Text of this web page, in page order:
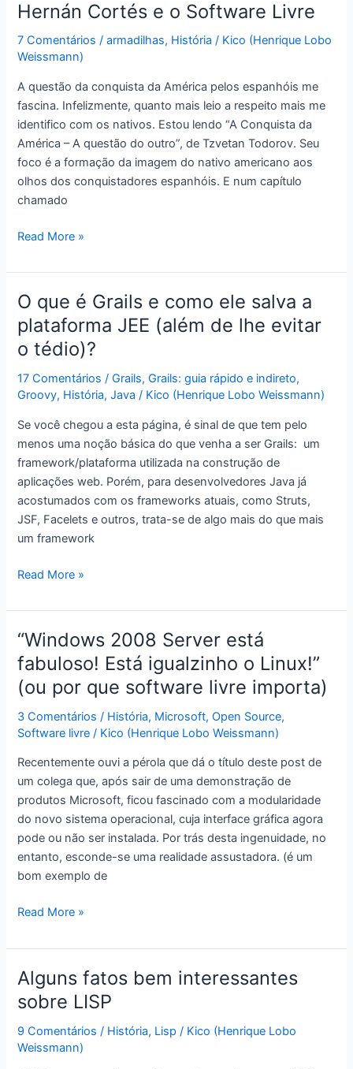
disponibilidade
(e
alguma
Hernán Cortés e o Software Livre
7 Comentários /armadilhas, História / Kico (Henrique Lobo
Weissmann)
A questão da conquista da América pelos espanhóis me
fascina. Infelizmente, quanto mais leio a respeito mais me
identifico com os nativos. Estou lendo “A Conquista da
América – A questão do outro”, de Tzvetan Todorov. Seu
foco é a formação da imagem do nativo americano aos
olhos dos conquistadores espanhóis. E num capítulo
chamado
Hernán
e
o
Software
Livre
Read More »
O que é Grails e como ele salva a
plataforma JEE (além de lhe evitar
o tédio)?
17 Comentários /Grails,Grails: guia rápido e indireto,
Groovy, História,Java / Kico (Henrique Lobo Weissmann)
Se você chegou a esta página, é sinal de que tem pelo
menos uma noção básica do que venha a ser Grails: um
framework/plataforma utilizada na construção de
aplicações web. Porém, para desenvolvedores Java já
acostumados com os frameworks atuais, como Struts,
JSF, Facelets e outros, trata-se de algo mais do que mais
um framework
O
é
Grails
como
ele
a
JEE
(além
de
lhe
evitar
o
tédio)?
Read More »
“Windows 2008 Server está
fabuloso! Está igualzinho o Linux!”
(ou por que software livre importa)
3 Comentários / História, Microsoft,Open Source,
Software livre / Kico (Henrique Lobo Weissmann)
Recentemente ouvi a pérola que dá o título deste post de
um colega que, após sair de uma demonstração de
produtos Microsoft, ficou fascinado com a modularidade
do novo sistema operacional, cuja interface gráfica agora
pode ou não ser instalada. Por trás desta ingenuidade, no
entanto, esconde-se uma realidade assustadora. (é um
bom exemplo de
“Windows
Server
está
fabuloso!
Está
igualzinho
o
Read More »
Alguns fatos bem interessantes
sobre LISP
9 Comentários / História, Lisp / Kico (Henrique Lobo
Weissmann)